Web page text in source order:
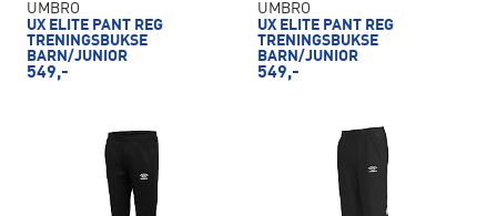
UMBRO
UX ELITE PANT REG
TRENINGSBUKSE
BARN/JUNIOR
549,-
UMBRO
UX ELITE PANT REG
TRENINGSBUKSE
BARN/JUNIOR
549,-